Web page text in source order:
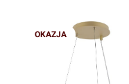
OKAZJA